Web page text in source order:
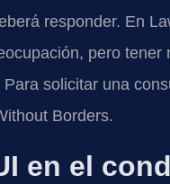
responder. En
pero tener
solicitar una
Borders.
en el